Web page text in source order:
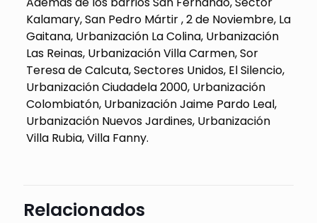
Kalamary, San Pedro Mártir , 2 de Noviembre, La
Gaitana, Urbanización La Colina, Urbanización
Las Reinas, Urbanización Villa Carmen, Sor
Teresa de Calcuta, Sectores Unidos, El Silencio,
Urbanización Ciudadela 2000, Urbanización
Colombiatón, Urbanización Jaime Pardo Leal,
Urbanización Nuevos Jardines, Urbanización
Villa Rubia, Villa Fanny.
Relacionados